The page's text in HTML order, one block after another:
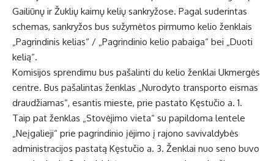
Gailiūnų ir Žuklių kaimų kelių sankryžose. Pagal suderintas
schemas, sankryžos bus sužymėtos pirmumo kelio ženklais
„Pagrindinis kelias“ / „Pagrindinio kelio pabaiga“ bei „Duoti
kelią“.
Komisijos sprendimu bus pašalinti du kelio ženklai Ukmergės
centre. Bus pašalintas ženklas „Nurodyto transporto eismas
draudžiamas“, esantis mieste, prie pastato Kęstučio a. 1.
Taip pat ženklas „Stovėjimo vieta“ su papildoma lentele
„Neįgalieji“ prie pagrindinio įėjimo į rajono savivaldybės
administracijos pastatą Kęstučio a. 3. Ženklai nuo seno buvo